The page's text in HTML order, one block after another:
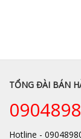
TỔNG ĐÀI BÁN
Hotline -